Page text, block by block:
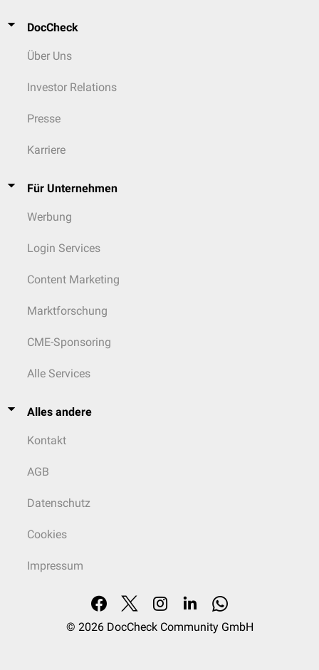
DocCheck
Über Uns
Investor Relations
Presse
Karriere
Für Unternehmen
Werbung
Login Services
Content Marketing
Marktforschung
CME-Sponsoring
Alle Services
Alles andere
Kontakt
AGB
Datenschutz
Cookies
Impressum
© 2026 DocCheck Community GmbH